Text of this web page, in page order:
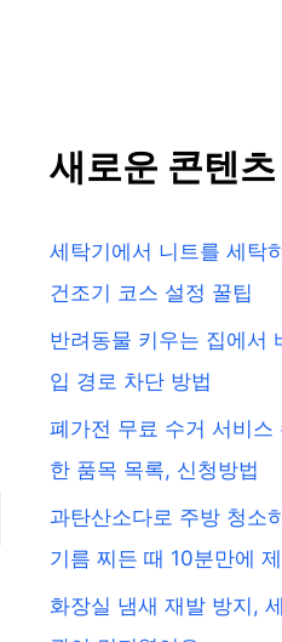
새로운 콘텐츠
세탁기에서 니트를 세탁
건조기 코스 설정 꿀팁
반려동물 키우는 집에서
입 경로 차단 방법
폐가전 무료 수거 서비스
한 품목 목록, 신청방법
과탄산소다로 주방 청소
기름 찌든 때 10분만에
화장실 냄새 재발 방지,